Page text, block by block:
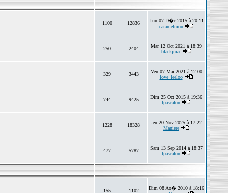
1100 12836
Lun 07 D�c 2015 à 20:11
caramelmou
250 2404
Mar 12 Oct 2021 à 18:39
blackjmac
329 3443
Ven 07 Mai 2021 à 12:00
love_leeloo
744 9425
Dim 25 Oct 2015 à 19:36
lpascalon
1228 18328
Jeu 20 Nov 2025 à 17:22
Maniere
477 5787
Sam 13 Sep 2014 à 18:37
lpascalon
155 1102
Dim 08 Ao� 2010 à 18:16